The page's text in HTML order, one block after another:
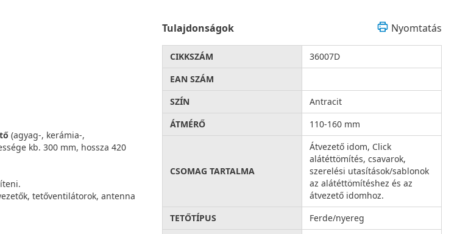
(agyag-, kerámia-,
kb. 300 mm, hossza 420
tetőventilátorok, antenna
Tulajdonságok Nyomtatás
CIKKSZÁM
36007D
EAN SZÁM
SZÍN
Antracit
ÁTMÉRŐ
110-160 mm
CSOMAG TARTALMA
Átvezető idom, Click
alátéttömítés, csavarok,
szerelési utasítások/sablonok
az alátéttömítéshez és az
átvezető idomhoz.
TETŐTÍPUS
Ferde/nyereg